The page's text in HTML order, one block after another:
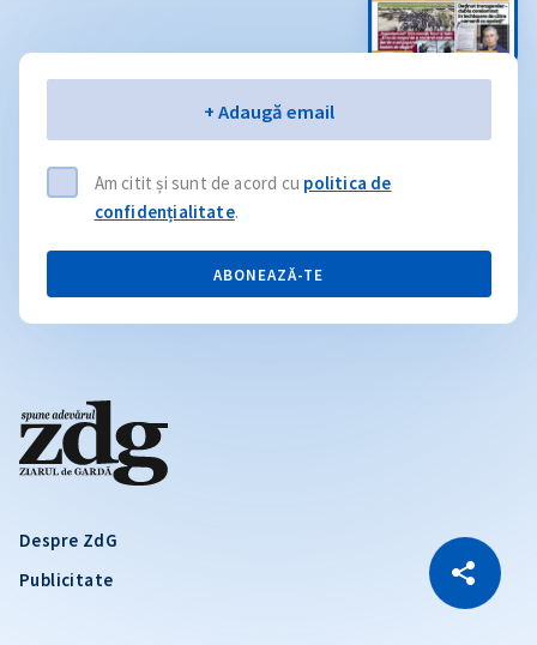
Copiază Link
Despre ZdG
Publicitate
+ Adaugă email
Am citit și sunt de acord cu politica de
confidențialitate.
ABONEAZĂ-TE
CITEȘTE